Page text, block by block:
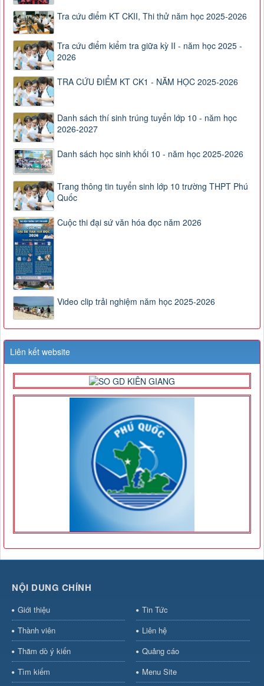
Tra cứu điểm KT CKII, Thi thử năm học 2025-2026
Tra cứu điểm kiểm tra giữa kỳ II - năm học 2025 -
2026
TRA CỨU ĐIỂM KT CK1 - NĂM HỌC 2025-2026
Danh sách thí sinh trúng tuyển lớp 10 - năm học
2026-2027
Danh sách học sinh khối 10 - năm học 2025-2026
Trang thông tin tuyển sinh lớp 10 trường THPT Phú
Quốc
Cuộc thi đại sứ văn hóa đọc năm 2026
Video clip trải nghiệm năm học 2025-2026
Liên kết website
NỘI DUNG CHÍNH
Giới thiệu
Tin Tức
Thành viên
Liên hệ
Thăm dò ý kiến
Quảng cáo
Tìm kiếm
Menu Site